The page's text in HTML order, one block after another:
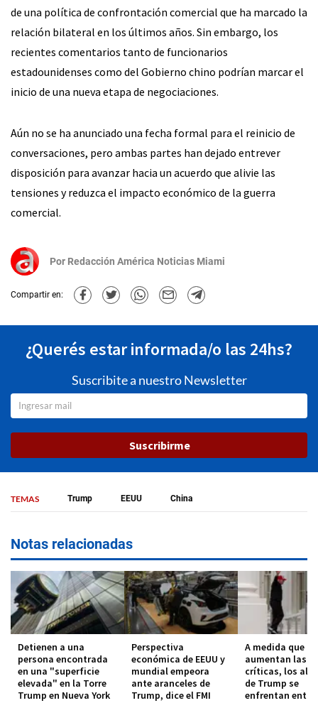
de una política de confrontación comercial que ha marcado la
relación bilateral en los últimos años. Sin embargo, los
recientes comentarios tanto de funcionarios
estadounidenses como del Gobierno chino podrían marcar el
inicio de una nueva etapa de negociaciones.
Aún no se ha anunciado una fecha formal para el reinicio de
conversaciones, pero ambas partes han dejado entrever
disposición para avanzar hacia un acuerdo que alivie las
tensiones y reduzca el impacto económico de la guerra
comercial.
Por Redacción América Noticias Miami
Compartir en:
¿Querés estar informada/o las 24hs?
Suscribite a nuestro Newsletter
Suscribirme
TEMAS Trump EEUU China
Notas relacionadas
Detienen a una
persona encontrada
en una "superficie
elevada" en la Torre
Trump en Nueva York
Perspectiva
económica de EEUU y
mundial empeora
ante aranceles de
Trump, dice el FMI
A medida que
aumentan las
críticas, los
de Trump se
enfrentan entre